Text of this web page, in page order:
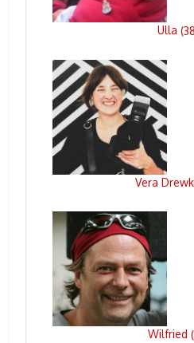
Ulla (38
Vera
Wilfried (